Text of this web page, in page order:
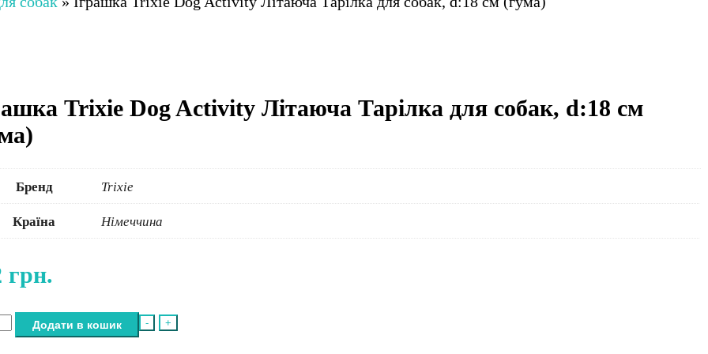
Trixie Dog Activity Літаюча Тарілка для собак, d:18 см
Бренд Trixie
Країна Німеччина
грн.
- +
Додати в кошик